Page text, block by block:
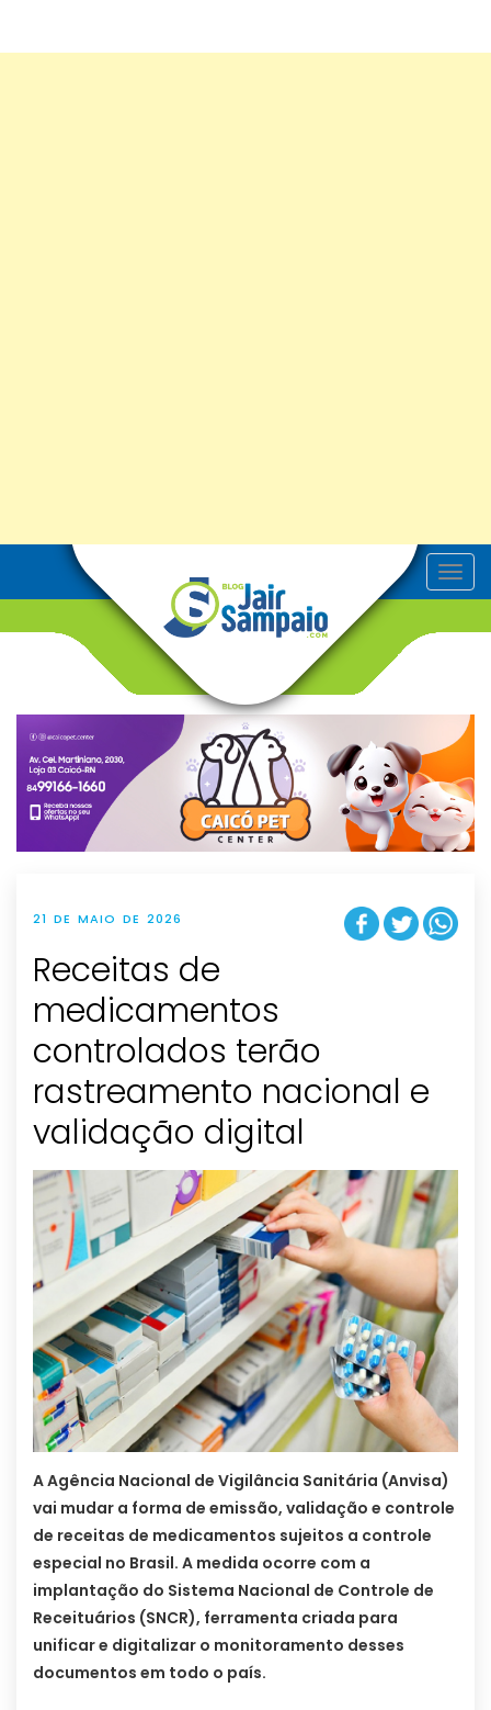
T
o
v
g
t
i
o
n
21 DE MAIO DE 2026
Receitas de
medicamentos
controlados terão
rastreamento nacional e
validação digital
A Agência Nacional de Vigilância Sanitária (Anvisa)
vai mudar a forma de emissão, validação e controle
de receitas de medicamentos sujeitos a controle
especial no Brasil. A medida ocorre com a
implantação do Sistema Nacional de Controle de
Receituários (SNCR), ferramenta criada para
unificar e digitalizar o monitoramento desses
documentos em todo o país.